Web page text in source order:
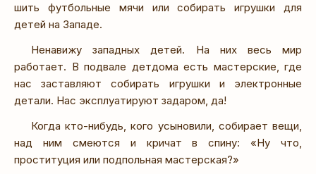
шить футбольные мячи или собирать игрушки для
детей на Западе.
Ненавижу западных детей. На них весь мир
работает. В подвале детдома есть мастерские, где
нас заставляют собирать игрушки и электронные
детали. Нас эксплуатируют задаром, да!
Когда кто-нибудь, кого усыновили, собирает вещи,
над ним смеются и кричат в спину: «Ну что,
проституция или подпольная мастерская?»